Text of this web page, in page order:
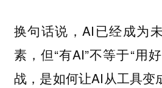
换句话说，AI已经成为
素，但“有AI”不等于“用
战，是如何让AI从工具变